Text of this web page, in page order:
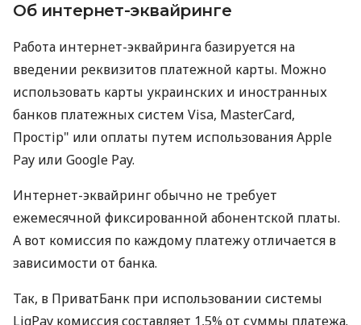
Об интернет-эквайринге
Работа интернет-эквайринга базируется на
введении реквизитов платежной карты. Можно
использовать карты украинских и иностранных
банков платежных систем Visa, MasterCard,
Простір" или оплаты путем использования Apple
Pay или Google Pay.
Интернет-эквайринг обычно не требует
ежемесячной фиксированной абонентской платы.
А вот комиссия по каждому платежу отличается в
зависимости от банка.
Так, в ПриватБанк при использовании системы
LiqPay комиссия составляет 1,5% от суммы платежа.